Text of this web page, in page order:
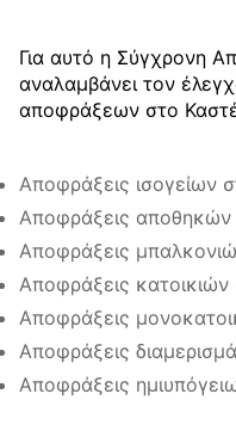
Για αυτό η Σύγχρονη
αναλαμβάνει τον
αποφράξεων στο
Αποφράξεις ισογείων
Αποφράξεις αποθηκών
Αποφράξεις
Αποφράξεις
Αποφράξεις
Αποφράξεις
Αποφράξεις